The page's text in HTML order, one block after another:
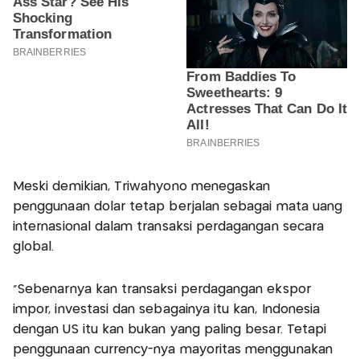
Meski demikian, Triwahyono menegaskan
penggunaan dolar tetap berjalan sebagai mata uang
internasional dalam transaksi perdagangan secara
global.
"Sebenarnya kan transaksi perdagangan ekspor
impor, investasi dan sebagainya itu kan, Indonesia
dengan US itu kan bukan yang paling besar. Tetapi
penggunaan currency-nya mayoritas menggunakan